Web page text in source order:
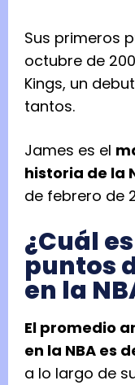
Sus primeros
octubre de
Kings, un
tantos.
James es el
historia de la
de febrero de
¿Cuál
puntos
en la
El promedio
en la NBA es
a lo largo de